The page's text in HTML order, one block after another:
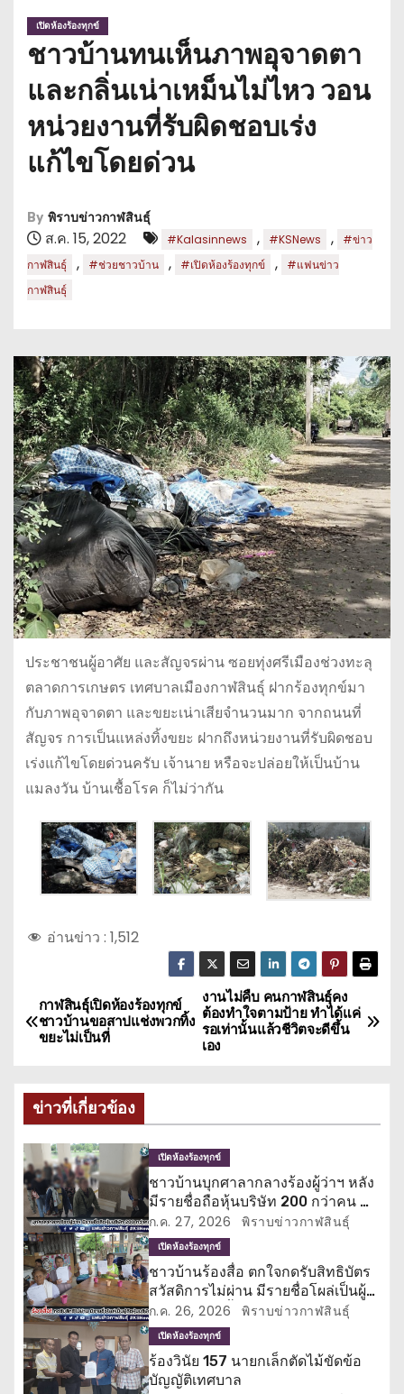
เปิดห้องร้องทุกข์
ชาวบ้านทนเห็นภาพอุจาดตา
และกลิ่นเน่าเหม็นไม่ไหว วอน
หน่วยงานที่รับผิดชอบเร่ง
แก้ไขโดยด่วน
By พิราบข่าวกาฬสินธุ์
ส.ค. 15, 2022 #Kalasinnews , #KSNews ,
#ข่าว
กาฬสินธุ์
, #ช่วยชาวบ้าน , #เปิดห้องร้องทุกข์ ,
#แฟนข่าว
กาฬสินธุ์
ประชาชนผู้อาศัย และสัญจรผ่าน ซอยทุ่งศรีเมืองช่วงทะลุ
ตลาดการเกษตร เทศบาลเมืองกาฬสินธุ์ ฝากร้องทุกข์มา
กับภาพอุจาดตา และขยะเน่าเสียจำนวนมาก จากถนนที่
สัญจร การเป็นแหล่งทิ้งขยะ ฝากถึงหน่วยงานที่รับผิดชอบ
เร่งแก้ไขโดยด่วนครับ เจ้านาย หรือจะปล่อยให้เป็นบ้าน
แมลงวัน บ้านเชื้อโรค ก็ไม่ว่ากัน
อ่านข่าว : 1,512
แ
น
แ
น
ว
เ
รื่
อ
ง
งานไม่คืบ คนกาฬสินธุ์คง
ต้องทำใจตามป้าย ทำได้แค่
รอเท่านั้นแล้วชีวิตจะดีขึ้น
เอง
กาฬสินธุ์เปิดห้องร้องทุกข์
ชาวบ้านขอสาปแช่งพวกทิ้ง
ขยะไม่เป็นที่
ข่าวที่เกี่ยวข้อง
เปิดห้องร้องทุกข์
ชาวบ้านบุกศาลากลางร้องผู้ว่าฯ หลัง
มีรายชื่อถือหุ้นบริษัท 200 กว่าคน ทำ
ชวดสิทธิบัตรสวัสดิการแห่งรัฐ
ก.ค. 27, 2026 พิราบข่าวกาฬสินธุ์
เปิดห้องร้องทุกข์
ชาวบ้านร้องสื่อ ตกใจกดรับสิทธิบัตร
สวัสดิการไม่ผ่าน มีรายชื่อโผล่เป็นผู้
ถือหุ้นบริษัทตั้งแต่ปี 64
ก.ค. 26, 2026 พิราบข่าวกาฬสินธุ์
เปิดห้องร้องทุกข์
ร้องวินัย 157 นายกเล็กตัดไม้ขัดข้อ
บัญญัติเทศบาล